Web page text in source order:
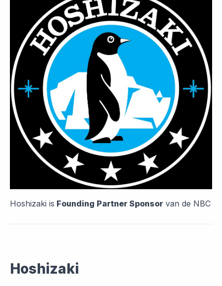
Hoshizaki is Founding Partner Sponsor van de NBC
Hoshizaki